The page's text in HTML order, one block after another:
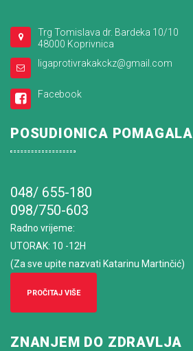
Trg Tomislava dr. Bardeka 10/10
48000 Koprivnica
ligaprotivrakakckz@gmail.com
Facebook
POSUDIONICA POMAGALA
048/ 655-180
098/750-603
Radno vrijeme:
UTORAK: 10 -12H
(Za sve upite nazvati Katarinu Martinčić)
PROČITAJ VIŠE
ZNANJEM DO ZDRAVLJA